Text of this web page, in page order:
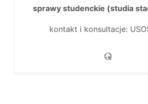
sprawy studenckie (studia
kontakt i konsultacje: